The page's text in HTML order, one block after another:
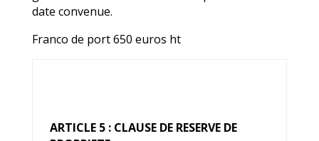
date convenue.
Franco de port 650 euros ht
ARTICLE 5 : CLAUSE DE RESERVE DE